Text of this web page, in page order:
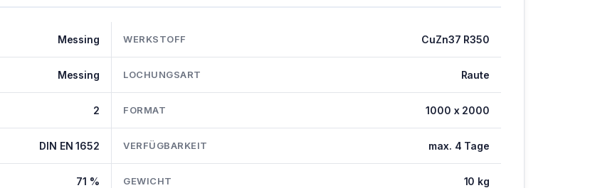
Messing WERKSTOFF CuZn37 R350
Messing LOCHUNGSART Raute
2 FORMAT 1000 x 2000
DIN EN 1652 VERFÜGBARKEIT max. 4 Tage
71 % GEWICHT 10 kg